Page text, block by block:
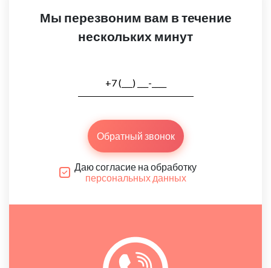
Мы перезвоним вам в течение
нескольких минут
Обратный звонок
Даю согласие на обработку
персональных данных